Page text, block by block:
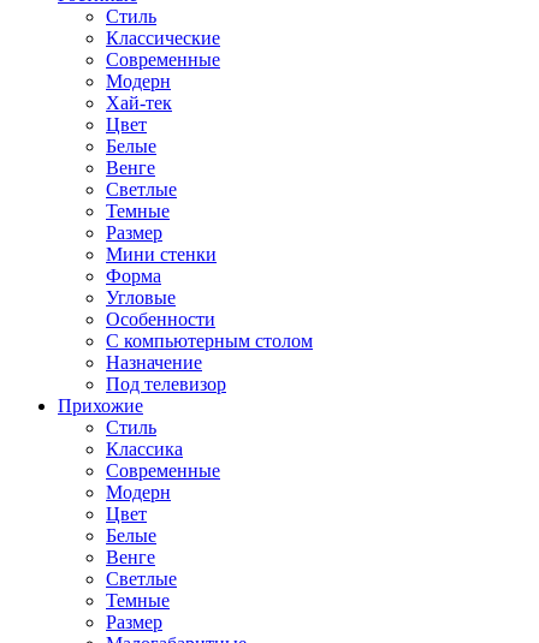
Стиль
Классические
Современные
Модерн
Хай-тек
Цвет
Белые
Венге
Светлые
Темные
Размер
Мини стенки
Форма
Угловые
Особенности
С компьютерным столом
Назначение
Под телевизор
Прихожие
Стиль
Классика
Современные
Модерн
Цвет
Белые
Венге
Светлые
Темные
Размер